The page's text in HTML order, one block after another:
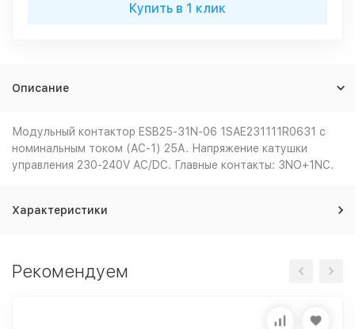
Купить в 1 клик
Описание
Модульный контактор ESB25-31N-06 1SAE231111R0631 с
номинальным током (AC-1) 25А. Напряжение катушки
управления 230-240V AC/DC. Главные контакты: 3NO+1NC.
Характеристики
Рекомендуем